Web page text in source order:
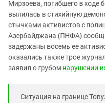
Ростовская область
Северная Осетия - Алания
СКФО
Чечня
Южный Кавказ
Мирзоева, погибшего в ходе
вылилась в стихийную
стычками активистов с
Азербайджана (ПНФА)
задержаны восемь ее
оказались также трое
заявил о грубом нарушении
Ситуация на границе